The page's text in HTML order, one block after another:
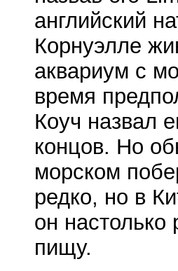
английский
Корнуэлле
аквариум с
время
Коуч назвал
концов. Но
морском
редко, но в
он настолько
пищу.